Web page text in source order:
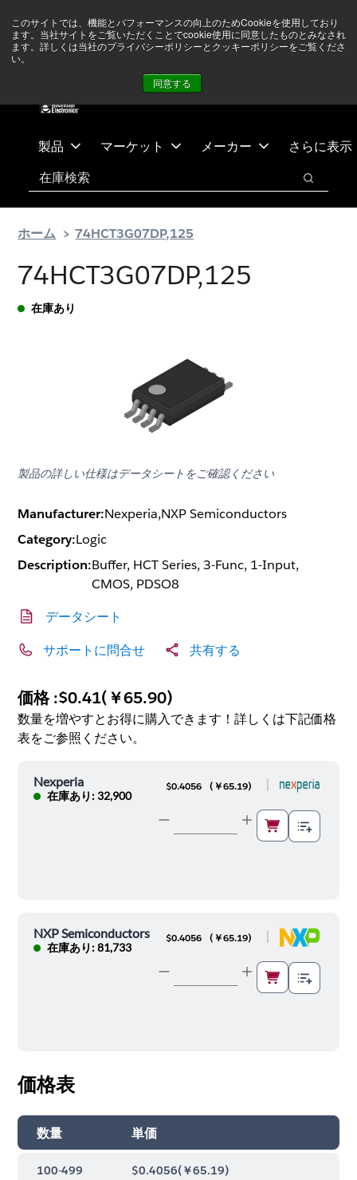
このサイトでは、機能とパフォーマンスの向上のためCookieを使用しており
ます。当社サイトをご覧いただくことでcookie使用に同意したものとみなされ
ます。詳しくは当社のプライバシーポリシーとクッキーポリシーをご覧くださ
い。
同意する
テ
ス
ありません 詳しい情報はこちら➜
製品 マーケット メーカー さらに表示
検索
検索
ホーム 74HCT3G07DP,125
74HCT3G07DP,125
在庫あり
製品の詳しい仕様はデータシートをご確認ください
Manufacturer:Nexperia,NXP Semiconductors
Category:Logic
Description:Buffer, HCT Series, 3-Func, 1-Input,
CMOS, PDSO8
データシート
サポートに問合せ 共有する
価格 :$0.41(￥65.90)
数量を増やすとお得に購入できます！詳しくは下記価格
表をご参照ください。
Nexperia
在庫あり: 32,900
$0.4056 ( ￥65.19)
NXP Semiconductors
在庫あり: 81,733
$0.4056 ( ￥65.19)
価格表
数量 単価
100-499 $0.4056(￥65.19)